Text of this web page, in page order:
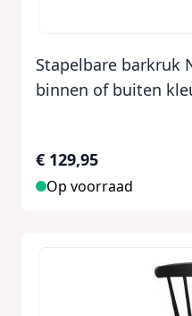
Stapelbare barkruk
binnen of buiten
€ 129,95
Op voorraad